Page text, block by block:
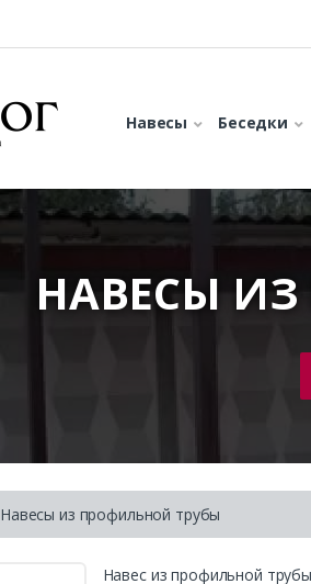
Навесы Беседки
НАВЕСЫ
Навесы из профильной трубы
Навес из профильной